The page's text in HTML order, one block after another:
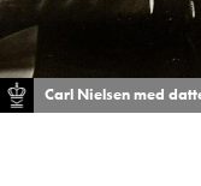
Carl Nielsen med